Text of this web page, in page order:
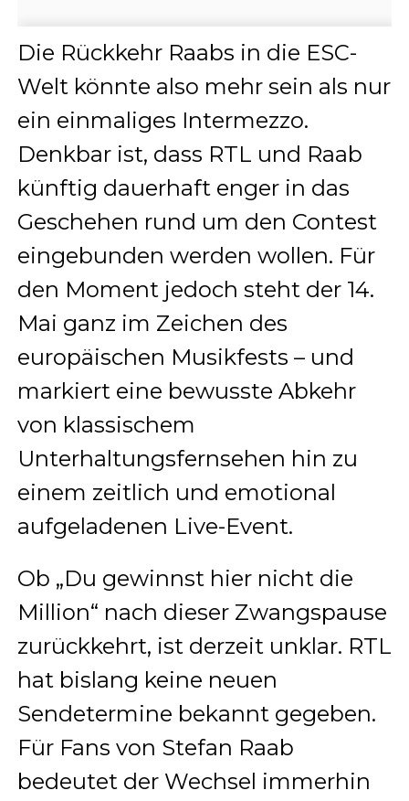
Die Rückkehr Raabs in die ESC-
Welt könnte also mehr sein als nur
ein einmaliges Intermezzo.
Denkbar ist, dass RTL und Raab
künftig dauerhaft enger in das
Geschehen rund um den Contest
eingebunden werden wollen. Für
den Moment jedoch steht der 14.
Mai ganz im Zeichen des
europäischen Musikfests – und
markiert eine bewusste Abkehr
von klassischem
Unterhaltungsfernsehen hin zu
einem zeitlich und emotional
aufgeladenen Live-Event.
Ob „Du gewinnst hier nicht die
Million“ nach dieser Zwangspause
zurückkehrt, ist derzeit unklar. RTL
hat bislang keine neuen
Sendetermine bekannt gegeben.
Für Fans von Stefan Raab
bedeutet der Wechsel immerhin